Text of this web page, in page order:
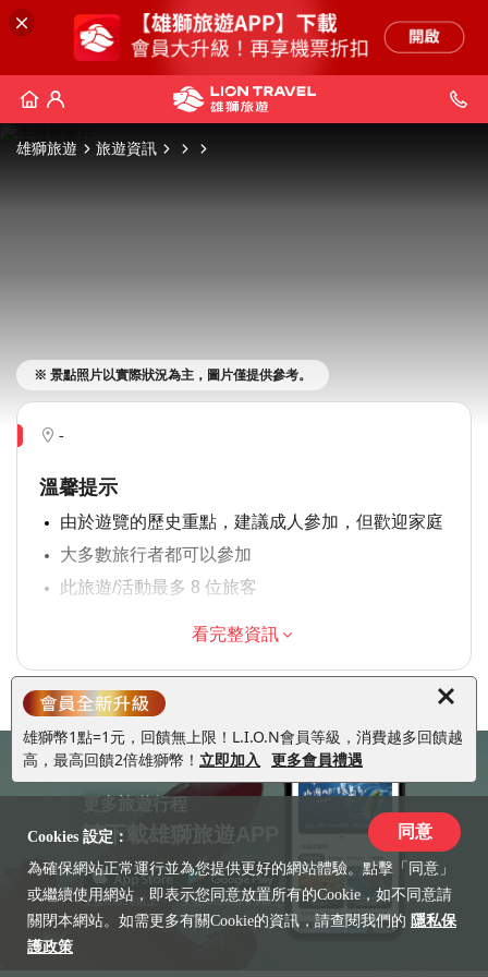
雄獅幣1點=1元，回饋無上限！L.I.O.N會員等級，消費越多回饋越
高，最高回饋2倍雄獅幣！ 立即加入 更多會員禮遇
雄獅旅遊 旅遊資訊
※ 景點照片以實際狀況為主，圖片僅提供參考。
-
溫馨提示
由於遊覽的歷史重點，建議成人參加，但歡迎家庭
大多數旅行者都可以參加
此旅遊/活動最多 8 位旅客
看完整資訊
請下載雄獅旅遊APP
支援iOS10以上 支援Android 6.0以上
Cookies 設定：
為確保網站正常運行並為您提供更好的網站體驗。點擊「同意」
或繼續使用網站，即表示您同意放置所有的Cookie，如不同意請
關閉本網站。如需更多有關Cookie的資訊，請查閱我們的 隱私保
護政策
同意